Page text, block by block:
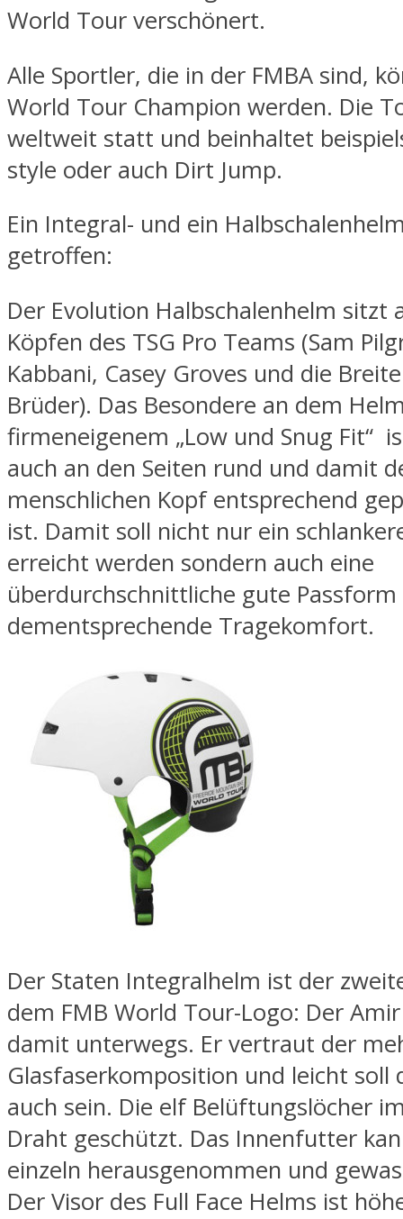
World Tour verschönert.
Alle Sportler, die in der FMBA sind,
World Tour Champion werden. Die
weltweit statt und beinhaltet
style oder auch Dirt Jump.
Ein Integral- und ein
getroffen:
Der Evolution Halbschalenhelm sitzt
Köpfen des TSG Pro Teams (Sam
Kabbani, Casey Groves und die
Brüder). Das Besondere an dem
firmeneigenem „Low und Snug Fit“
auch an den Seiten rund und damit
menschlichen Kopf entsprechend
ist. Damit soll nicht nur ein
erreicht werden sondern auch eine
überdurchschnittliche gute
dementsprechende Tragekomfort.
Der Staten Integralhelm ist der
dem FMB World Tour-Logo: Der
damit unterwegs. Er vertraut der
Glasfaserkomposition und leicht soll
auch sein. Die elf Belüftungslöcher
Draht geschützt. Das Innenfutter
einzeln herausgenommen und
Der Visor des Full Face Helms ist